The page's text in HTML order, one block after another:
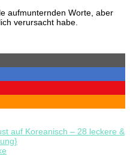
aufmunternden Worte, aber
verursacht habe.
auf Koreanisch – 28 leckere &